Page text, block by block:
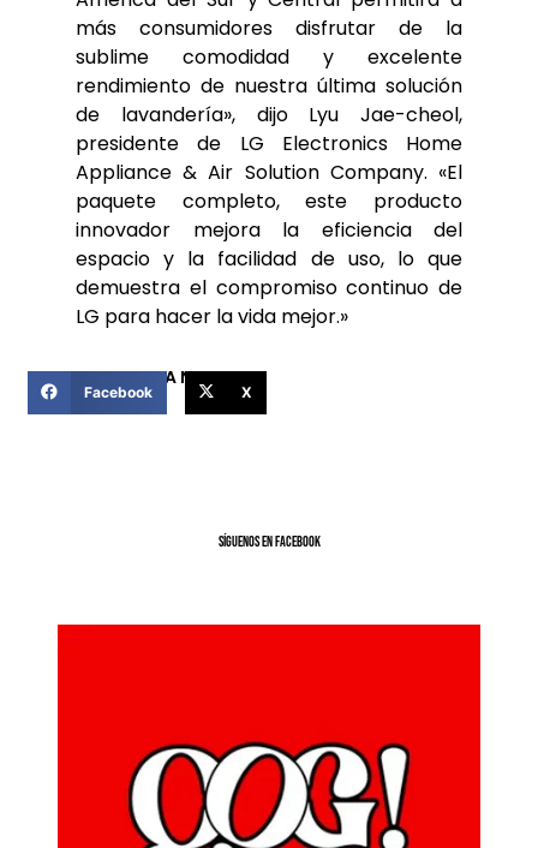
más consumidores disfrutar de la
sublime comodidad y excelente
rendimiento de nuestra última solución
de lavandería», dijo Lyu Jae-cheol,
presidente de LG Electronics Home
Appliance & Air Solution Company. «El
paquete completo, este producto
innovador mejora la eficiencia del
espacio y la facilidad de uso, lo que
demuestra el compromiso continuo de
LG para hacer la vida mejor.»
COMPARTIR ESTA NOTICIA
Facebook X
SíGUENOS EN FACEBOOK